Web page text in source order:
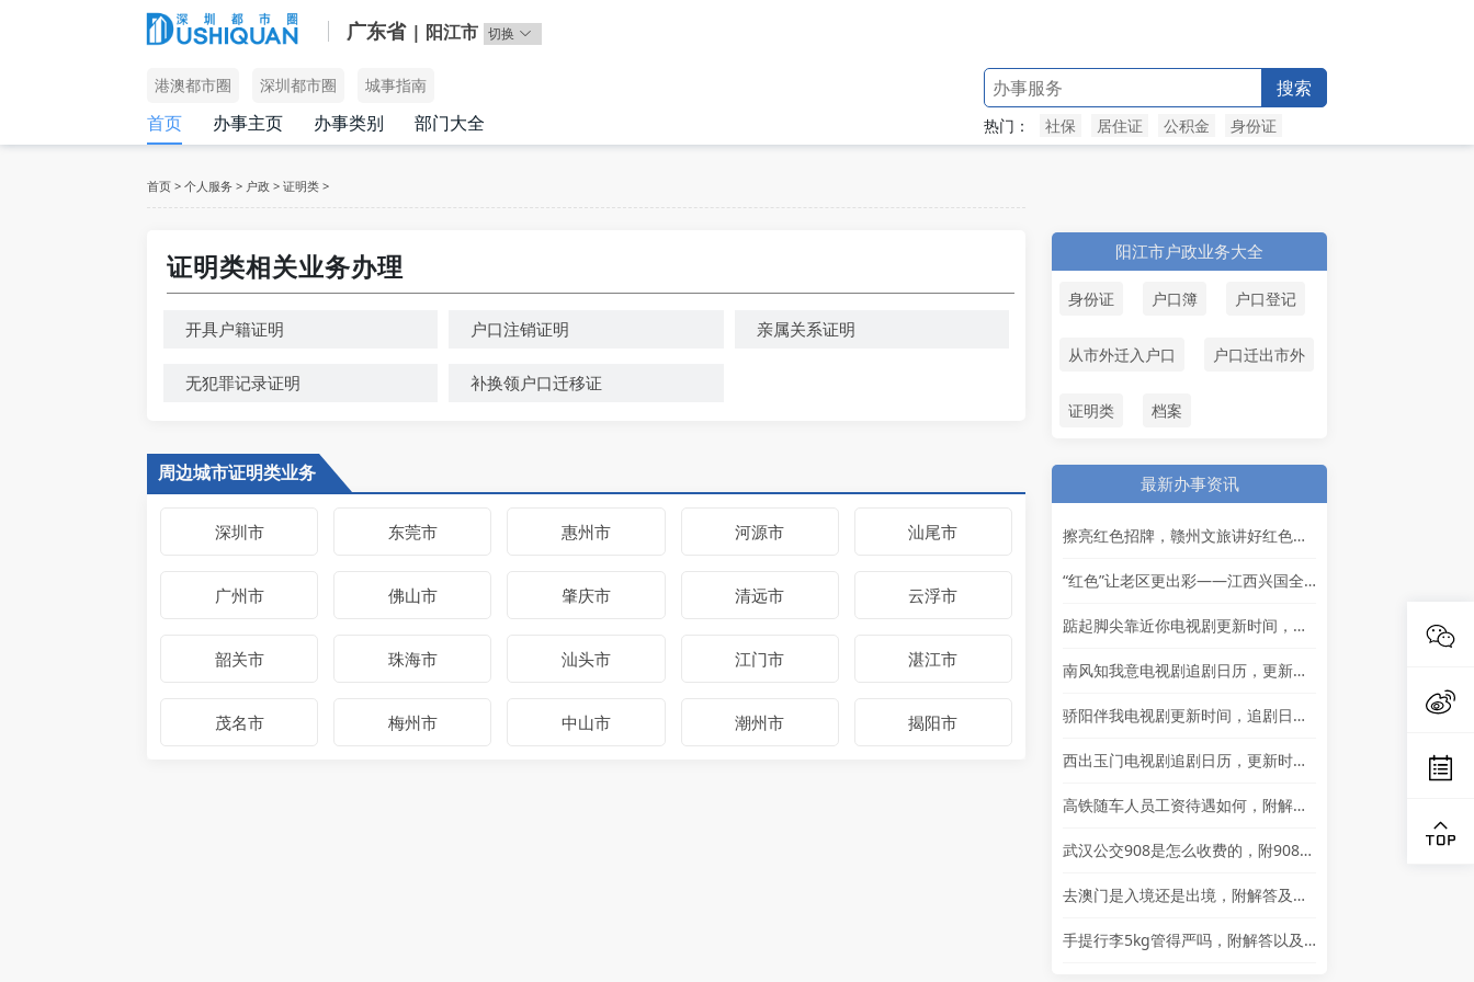
广东省 | 阳江市 切换
港澳都市圈 深圳都市圈 城事指南
首页 办事主页 办事类别 部门大全
搜索
热门： 社保 居住证 公积金 身份证
首页 > 个人服务 > 户政 > 证明类 >
证明类相关业务办理
开具户籍证明 户口注销证明 亲属关系证明
无犯罪记录证明 补换领户口迁移证
周边城市证明类业务
深圳市 东莞市 惠州市 河源市 汕尾市
广州市 佛山市 肇庆市 清远市 云浮市
韶关市 珠海市 汕头市 江门市 湛江市
茂名市 梅州市 中山市 潮州市 揭阳市
阳江市户政业务大全
身份证 户口簿 户口登记
从市外迁入户口 户口迁出市外
证明类 档案
最新办事资讯
擦亮红色招牌，赣州文旅讲好红色故事
“红色”让老区更出彩——江西兴国全力打造红色文化传承发展创新示范区
踮起脚尖靠近你电视剧更新时间，追剧日历及剧情简介
南风知我意电视剧追剧日历，更新时间一览表
骄阳伴我电视剧更新时间，追剧日历一览表
西出玉门电视剧追剧日历，更新时间一览
高铁随车人员工资待遇如何，附解答以及其他岗位的岗位详情
武汉公交908是怎么收费的，附908简介以及问题解答
去澳门是入境还是出境，附解答及通行证相关问题解答
手提行李5kg管得严吗，附解答以及其他问题